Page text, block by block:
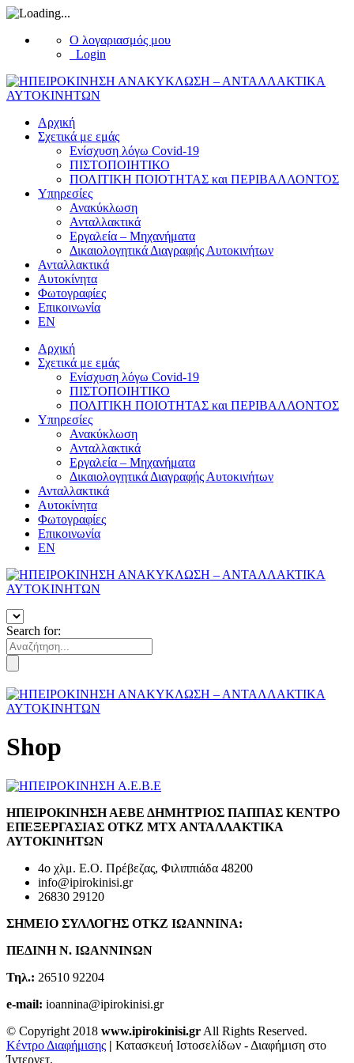
Ο λογαριασμός μου
Login
Αρχική
Σχετικά με εμάς
Ενίσχυση λόγω Covid-19
ΠΙΣΤΟΠΟΙΗΤΙΚΟ
ΠΟΛΙΤΙΚΗ ΠΟΙΟΤΗΤΑΣ και ΠΕΡΙΒΑΛΛΟΝΤΟΣ
Υπηρεσίες
Ανακύκλωση
Ανταλλακτικά
Εργαλεία – Μηχανήματα
Δικαιολογητικά Διαγραφής Αυτοκινήτων
Ανταλλακτικά
Αυτοκίνητα
Φωτογραφίες
Επικοινωνία
EN
Αρχική
Σχετικά με εμάς
Ενίσχυση λόγω Covid-19
ΠΙΣΤΟΠΟΙΗΤΙΚΟ
ΠΟΛΙΤΙΚΗ ΠΟΙΟΤΗΤΑΣ και ΠΕΡΙΒΑΛΛΟΝΤΟΣ
Υπηρεσίες
Ανακύκλωση
Ανταλλακτικά
Εργαλεία – Μηχανήματα
Δικαιολογητικά Διαγραφής Αυτοκινήτων
Ανταλλακτικά
Αυτοκίνητα
Φωτογραφίες
Επικοινωνία
EN
Search for:
Shop
ΗΠΕΙΡΟΚΙΝΗΣΗ ΑΕΒΕ ΔΗΜΗΤΡΙΟΣ ΠΑΠΠΑΣ ΚΕΝΤΡΟ
ΕΠΕΞΕΡΓΑΣΙΑΣ ΟΤΚΖ ΜΤΧ ΑΝΤΑΛΛΑΚΤΙΚΑ
ΑΥΤΟΚΙΝΗΤΩΝ
4ο χλμ. Ε.Ο. Πρέβεζας, Φιλιππιάδα 48200
info@ipirokinisi.gr
26830 29120
ΣΗΜΕΙΟ ΣΥΛΛΟΓΗΣ ΟΤΚΖ ΙΩΑΝΝΙΝΑ:
ΠΕΔΙΝΗ Ν. ΙΩΑΝΝΙΝΩΝ
Τηλ.: 26510 92204
e-mail: ioannina@ipirokinisi.gr
© Copyright 2018 www.ipirokinisi.gr All Rights Reserved.
Κέντρο Διαφήμισης | Κατασκευή Ιστοσελίδων - Διαφήμιση στο
Ίντερνετ.